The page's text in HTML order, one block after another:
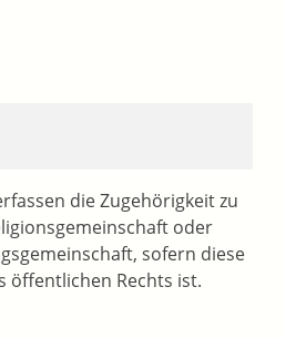
die Zugehörigkeit zu
oder
sofern diese
öffentlichen Rechts ist.